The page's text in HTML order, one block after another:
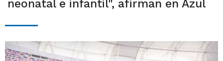
neonatal e infantil", afirman en Azul